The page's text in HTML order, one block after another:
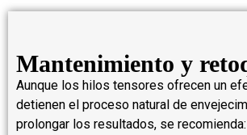
Mantenimiento y
Aunque los hilos tensores ofrecen un
detienen el proceso natural de
prolongar los resultados, se recomienda: